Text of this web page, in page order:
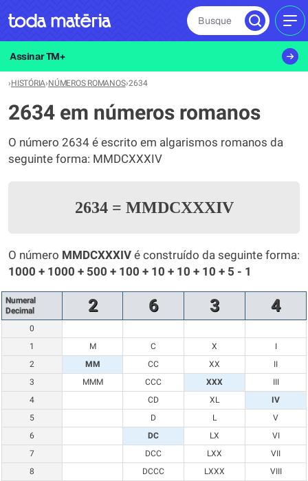
Busque
Assinar TM+
›HISTÓRIA›NÚMEROS ROMANOS›2634
2634 em números romanos
O número 2634 é escrito em algarismos romanos da
seguinte forma: MMDCXXXIV
2634 = MMDCXXXIV
O número MMDCXXXIV é construído da seguinte forma:
1000 + 1000 + 500 + 100 + 10 + 10 + 10 + 5 - 1
Numeral
Decimal
2 6 3 4
0
1
M C X
I
2
MM CC XX
II
3
MMM CCC XXX
III
4
CD XL
IV
5
D L
V
6
DC LX
VI
7
DCC LXX
VII
8
DCCC LXXX
VIII